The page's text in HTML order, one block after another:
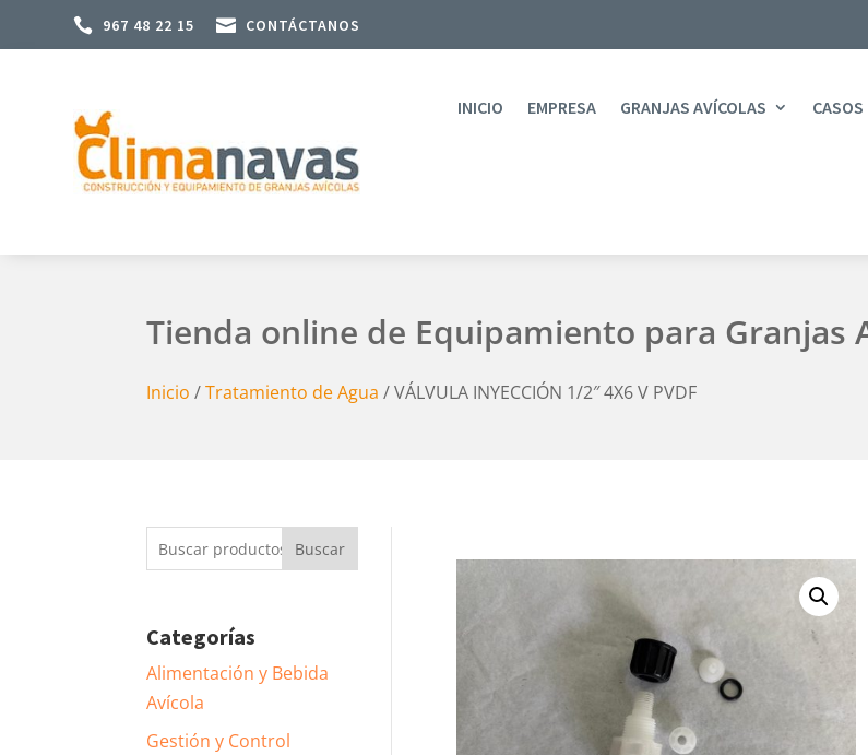
 967 48 22 15  CONTÁCTANOS
INICIO EMPRESA GRANJAS AVÍCOLAS
Tienda online de Equipamiento para Granjas
Inicio /Tratamiento de Agua / VÁLVULA INYECCIÓN 1/2″ 4X6 V PVDF
Buscar
por:
Buscar
Categorías
Alimentación y Bebida
Avícola
Gestión y Control